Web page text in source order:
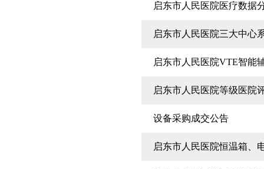
启东市人民医院医疗数据
启东市人民医院三大中心
启东市人民医院VTE智能
启东市人民医院等级医院
设备采购成交公告
启东市人民医院恒温箱、